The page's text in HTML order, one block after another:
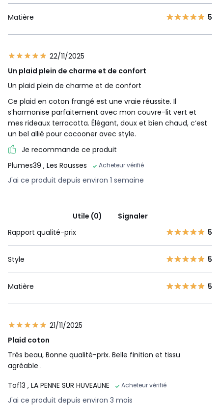
Matière 5
22/11/2025
Un plaid plein de charme et de confort
Un plaid plein de charme et de confort
Ce plaid en coton frangé est une vraie réussite. Il
s’harmonise parfaitement avec mon couvre-lit vert et
mes rideaux terracotta. Élégant, doux et bien chaud, c’est
un bel allié pour cocooner avec style.
Je recommande ce produit
Plumes39 , Les Rousses Acheteur vérifié
J'ai ce produit depuis environ 1 semaine
Utile (0)
Signaler
Rapport qualité-prix
5
Style 5
Matière 5
21/11/2025
Plaid coton
Très beau, Bonne qualité-prix. Belle finition et tissu
agréable .
Tof13 , LA PENNE SUR HUVEAUNE Acheteur vérifié
J'ai ce produit depuis environ 3 mois